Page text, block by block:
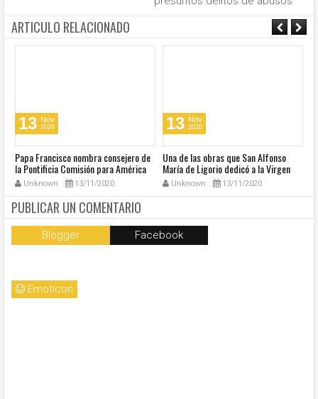
ARTICULO RELACIONADO
13 Nov
2020
Papa Francisco nombra consejero de
la Pontificia Comisión para América
Latina
Unknown 13/11/2020
13 Nov
2020
Una de las obras que San Alfonso
María de Ligorio dedicó a la Virgen
cumple 270 años
Unknown 13/11/2020
PUBLICAR UN COMENTARIO
Blogger Facebook
Emoticon